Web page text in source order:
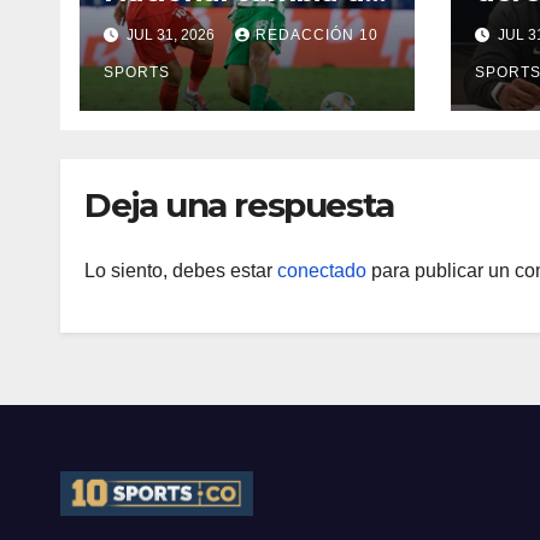
fecha: Dimayor
reprogramó el
clásico por motivos
de seguridad
JUL 31, 2026 REDACCIÓN 10
SPORTS
JUL
SPORTS
Deja una respuesta
Lo siento, debes estar conectado para publicar un